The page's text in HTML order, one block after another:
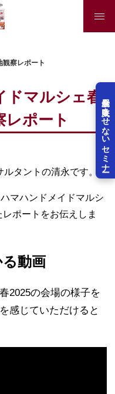
展示会を失敗させないセミナー
察レポート
ドマルシェ春
レポート
タントの清永です。
マハンドメイドマルシ
ポートをお伝えしま
動画
2025の会場の様子を
感じていただけると